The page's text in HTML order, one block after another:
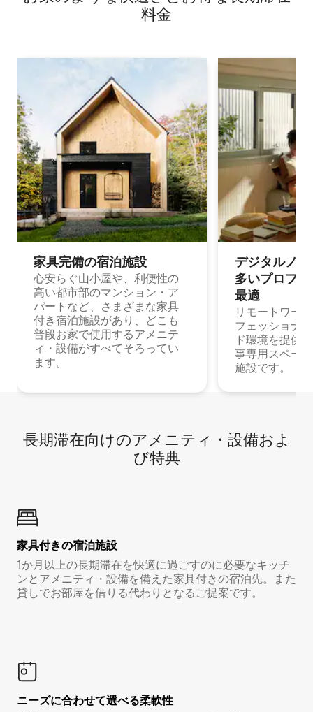
料⁠金
家具完備の宿⁠泊⁠施⁠設
心安らぐ山小屋や、利便性の
高い都市部のマンション・ア
パートなど、さまざまな家具
付き宿泊施設があり、どこも
普段お家で使用するアメニテ
ィ・設備がすべてそろってい
ます。
デジタルノ
多⁠いプ⁠ロ⁠フ⁠
最⁠適
リモートワー
フェッショナ
ド環境を提供
事専用スペー
施設です。
長期滞在向け⁠のア⁠メ⁠ニ⁠テ⁠ィ⁠・設⁠備⁠およ
び特⁠典
家具付き⁠の宿⁠泊⁠施⁠設
1か月以上の長期滞在を快適に過ごすのに必要なキッチ
ンとアメニティ・設備を備えた家具付きの宿泊先。また
貸しでお部屋を借りる代わりとなるご提案です。
ニーズに合わせて選べる柔軟性